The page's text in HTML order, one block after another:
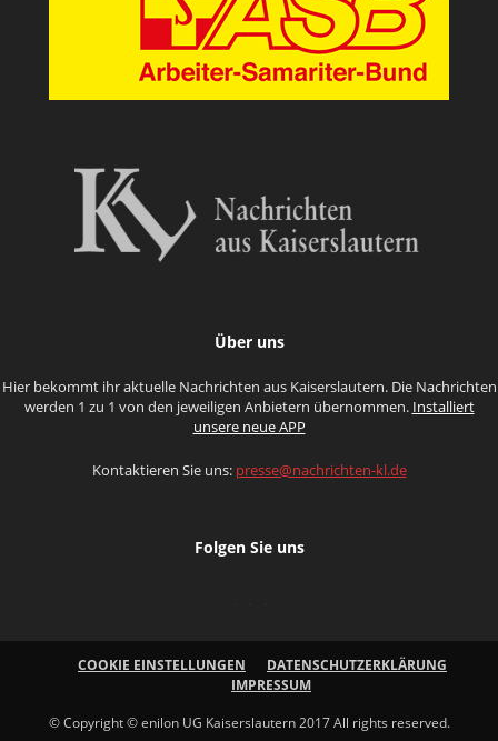
Über uns
Hier bekommt ihr aktuelle Nachrichten aus Kaiserslautern. Die Nachrichten
werden 1 zu 1 von den jeweiligen Anbietern übernommen. Installiert
unsere neue APP
Kontaktieren Sie uns: presse@nachrichten-kl.de
Folgen Sie uns
COOKIE EINSTELLUNGEN
DATENSCHUTZERKLÄRUNG
IMPRESSUM
© Copyright © enilon UG Kaiserslautern 2017 All rights reserved.